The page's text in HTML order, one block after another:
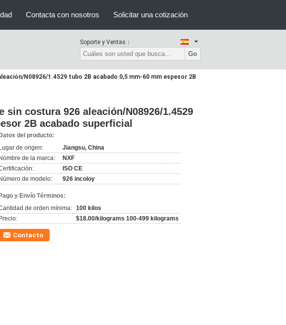
Contacta con nosotros Solicitar una cotización
Soporte y Ventas：
Go
N08926/1.4529 tubo 2B acabado 0,5 mm-60 mm espesor 2B
costura 926 aleación/N08926/1.4529
2B acabado superficial
Datos del producto:
Lugar de origen:
Jiangsu, China
Nombre de la marca:
NXF
ISO CE
Número de modelo:
926 incoloy
Pago y Envío Términos:
de orden mínima: 100 kilos
Precio:
$18.00/kilograms 100-499 kilograms
Contacto